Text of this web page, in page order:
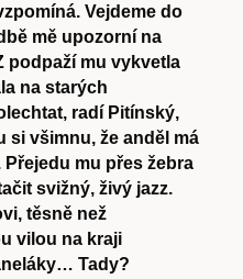
Vejdeme do
mě upozorní na
podpaží mu vykvetla
na starých
radí Pitínský,
si všimnu, že anděl má
mu přes žebra
svižný, živý jazz.
těsně než
vilou na kraji
Tady?